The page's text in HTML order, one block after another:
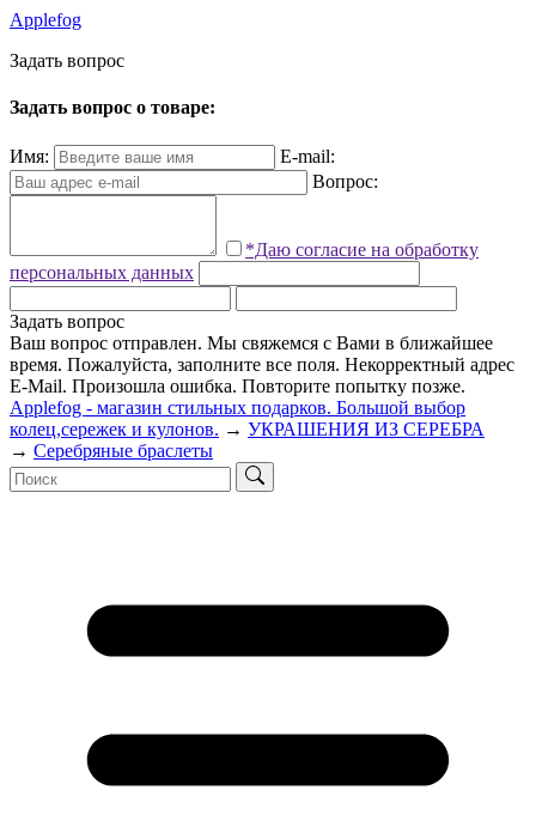
Applefog
Задать вопрос
Задать вопрос о товаре:
Имя:
E-mail:
Вопрос:
*Даю согласие на обработку
персональных данных
Задать вопрос
Ваш вопрос отправлен. Мы свяжемся с Вами в ближайшее
время. Пожалуйста, заполните все поля. Некорректный адрес
E-Mail. Произошла ошибка. Повторите попытку позже.
Applefog - магазин стильных подарков. Большой выбор
колец,сережек и кулонов. → УКРАШЕНИЯ ИЗ СЕРЕБРА
→ Серебряные браслеты